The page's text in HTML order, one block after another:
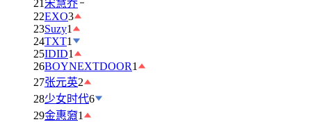
21 宋慧乔
22EXO3
23Suzy1
24TXT1
25IDID1
26BOYNEXTDOOR1
27张元英2
28少女时代6
29金惠奫1